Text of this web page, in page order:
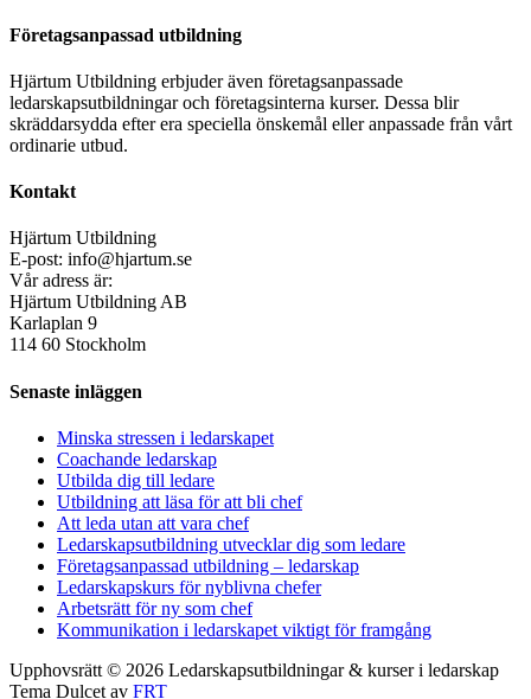
Företagsanpassad utbildning
Hjärtum Utbildning erbjuder även företagsanpassade
ledarskapsutbildningar och företagsinterna kurser. Dessa blir
skräddarsydda efter era speciella önskemål eller anpassade från vårt
ordinarie utbud.
Kontakt
Hjärtum Utbildning
E-post: info@hjartum.se
Vår adress är:
Hjärtum Utbildning AB
Karlaplan 9
114 60 Stockholm
Senaste inläggen
Minska stressen i ledarskapet
Coachande ledarskap
Utbilda dig till ledare
Utbildning att läsa för att bli chef
Att leda utan att vara chef
Ledarskapsutbildning utvecklar dig som ledare
Företagsanpassad utbildning – ledarskap
Ledarskapskurs för nyblivna chefer
Arbetsrätt för ny som chef
Kommunikation i ledarskapet viktigt för framgång
Upphovsrätt © 2026 Ledarskapsutbildningar & kurser i ledarskap
Tema Dulcet av FRT